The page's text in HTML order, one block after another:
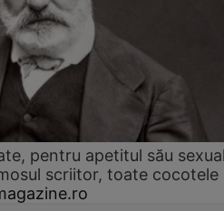
pentru apetitul său
scriitor, toate cocotele